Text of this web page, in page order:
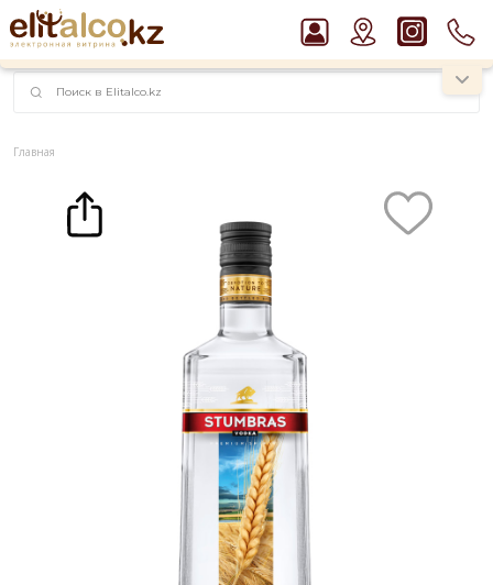
наименований!
instagram.com/rojo.kz
Рекомендуем
Джин Gordon`s London Dry Gin 37,5%
Виски Talisker 10 YO Malt 45,8% in Box
Пиво Guinness Draught 4,2% Can
Ром Captain Morgan White 37,5%
Водка Smirnoff Red Vodka 37,5%
Главная